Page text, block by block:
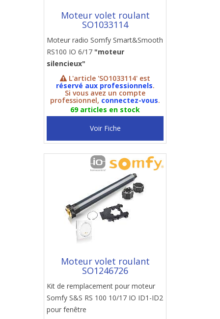
Moteur volet roulant
SO1033114
Moteur radio Somfy Smart&Smooth
RS100 IO 6/17 "moteur
silencieux"
L'article 'SO1033114' est
réservé aux professionnels.
Si vous avez un compte
professionnel, connectez-vous.
69 articles en stock
Voir Fiche
Moteur volet roulant
SO1246726
Kit de remplacement pour moteur
Somfy S&S RS 100 10/17 IO ID1-ID2
pour fenêtre